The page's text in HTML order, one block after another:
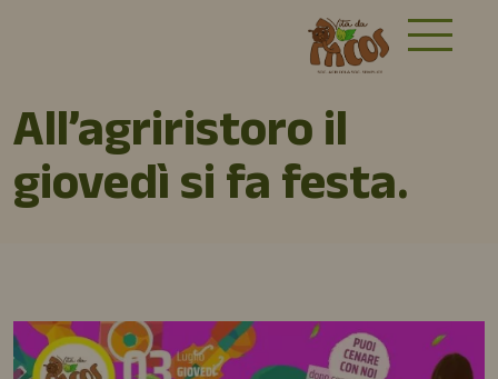
All’agriristoro il
giovedì si fa festa.